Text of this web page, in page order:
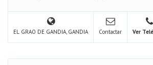
EL GRAO DE GANDIA, GANDIA Contactar Ver